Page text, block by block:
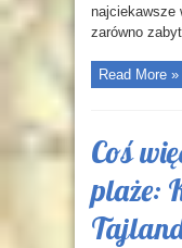
najciekawsze
zarówno
Read More »
Coś
plaże: